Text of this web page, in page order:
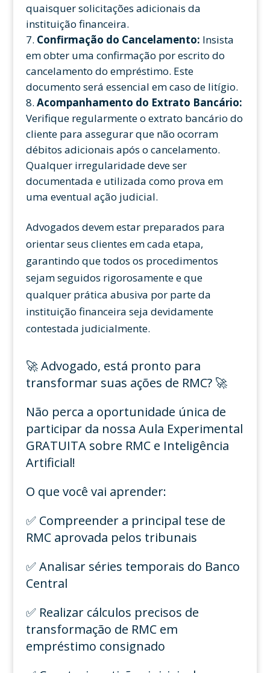
quaisquer solicitações adicionais da
instituição financeira.
Confirmação do Cancelamento: Insista
em obter uma confirmação por escrito do
cancelamento do empréstimo. Este
documento será essencial em caso de litígio.
Acompanhamento do Extrato Bancário:
Verifique regularmente o extrato bancário do
cliente para assegurar que não ocorram
débitos adicionais após o cancelamento.
Qualquer irregularidade deve ser
documentada e utilizada como prova em
uma eventual ação judicial.
Advogados devem estar preparados para
orientar seus clientes em cada etapa,
garantindo que todos os procedimentos
sejam seguidos rigorosamente e que
qualquer prática abusiva por parte da
instituição financeira seja devidamente
contestada judicialmente.
🚀 Advogado, está pronto para
transformar suas ações de RMC? 🚀
Não perca a oportunidade única de
participar da nossa Aula Experimental
GRATUITA sobre RMC e Inteligência
Artificial!
O que você vai aprender:
✅ Compreender a principal tese de
RMC aprovada pelos tribunais
✅ Analisar séries temporais do Banco
Central
✅ Realizar cálculos precisos de
transformação de RMC em
empréstimo consignado